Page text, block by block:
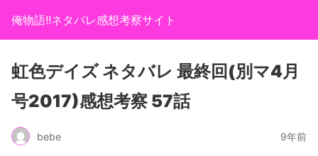
俺物語!!ネタバレ感想考察サイト
虹色デイズ ネタバレ 最終回(別マ4月
号2017)感想考察 57話
bebe 9年前